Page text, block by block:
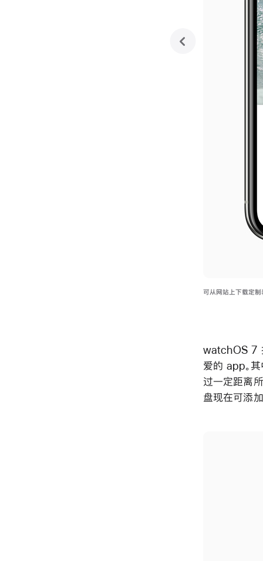
可从网站上下载定制
previous
watchOS 7
爱的 app。
过一定距离
盘现在可添